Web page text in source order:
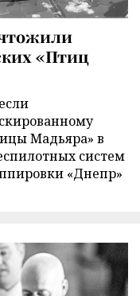
«Птиц
Мадьяра» в
систем
«Днепр»